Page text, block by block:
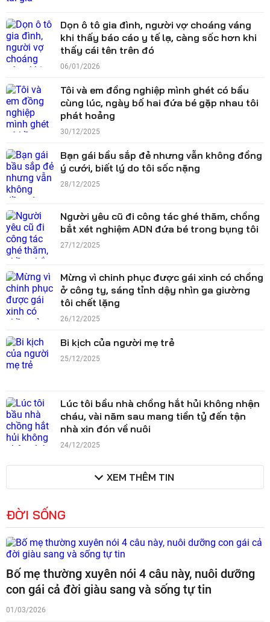
Dọn ô tô gia đình, người vợ choáng váng
khi thấy báo cáo y tế lạ, càng sốc hơn khi
thấy cái tên trên đó
06/01/2026
Tôi và em đồng nghiệp mình ghét có bầu
cùng lúc, ngày bố hai đứa bé gặp nhau tôi
phát hoảng
30/12/2025
Bạn gái bầu sắp đẻ nhưng vẫn không đồng
ý cưới, biết lý do tôi sốc nặng
28/12/2025
Người yêu cũ đi công tác ghé thăm, chồng
bắt xét nghiệm ADN đứa bé trong bụng tôi
27/12/2025
Mừng vì chinh phục được gái xinh có chồng
ở công ty, sáng tỉnh dậy nhìn ga giường
tôi chết lặng
26/12/2025
Bi kịch của người mẹ trẻ
25/12/2025
Lúc tôi bầu nhà chồng hắt hủi không nhận
cháu, vài năm sau mang tiền tỷ đến tận
nhà xin đón về nuôi
24/12/2025
XEM THÊM TIN
ĐỜI SỐNG
Bố mẹ thường xuyên nói 4 câu này, nuôi dưỡng
con gái cả đời giàu sang và sống tự tin
01/03/2026